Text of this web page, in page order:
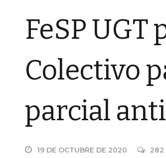
FeSP
Colectivo
parcial
19 DE OCTUBRE DE 2020 282